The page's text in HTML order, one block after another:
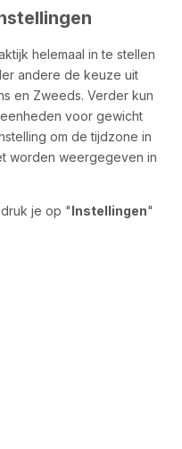
helemaal in te stellen
andere de keuze uit
en Zweeds. Verder kun
voor gewicht
om de tijdzone in
worden weergegeven in
je op "Instellingen"